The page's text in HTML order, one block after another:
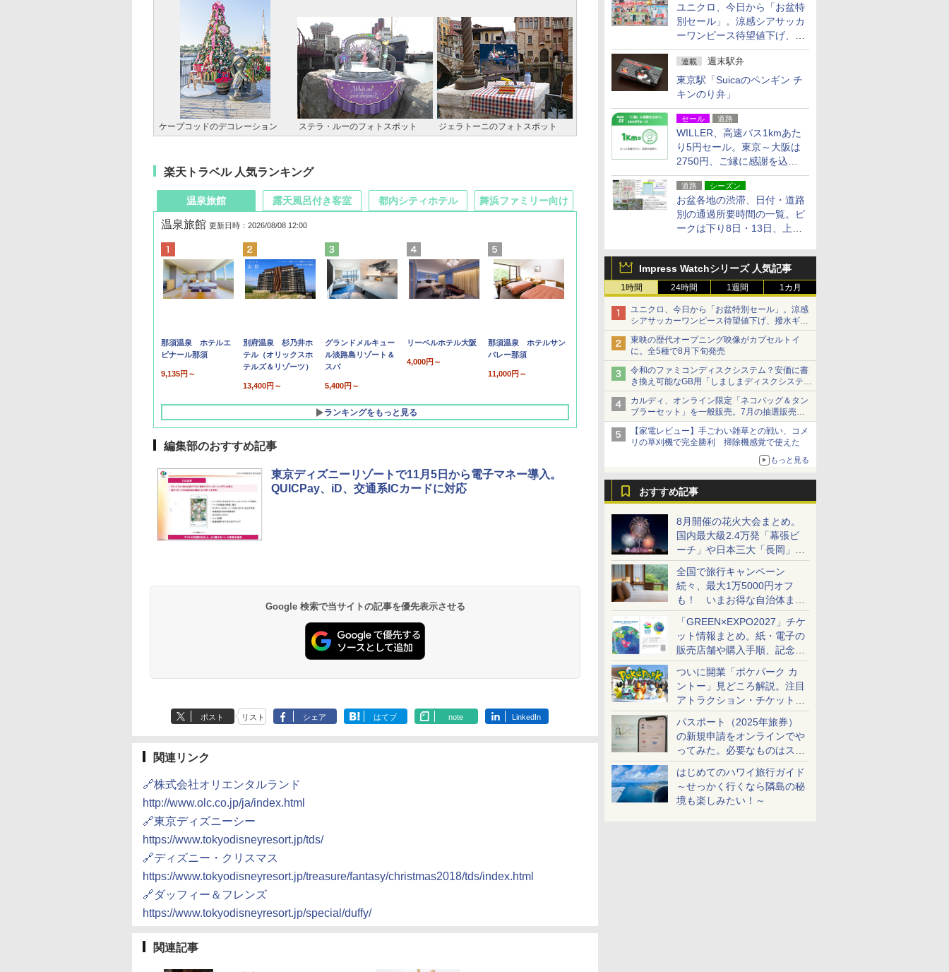
ユニクロ、今日から「お盆特
別セール」。涼感シアサッカ
ーワンピース待望値下げ、撥
水ギアショーツは1990円に
連載 週末駅弁
東京駅「Suicaのペンギン チ
キンのり弁」
セール 道路
WILLER、高速バス1kmあた
り5円セール。東京～大阪は
2750円、ご縁に感謝を込め
た20周年記念キャンペーン
道路 シーズン
お盆各地の渋滞、日付・道路
別の通過所要時間の一覧。ピ
ークは下り8日・13日、上り
Impress Watchシリーズ 人気記事
1時間 24時間 1週間 1カ月
ユニクロ、今日から「お盆特別セール」。涼感
シアサッカーワンピース待望値下げ、撥水ギア
ショーツは1990円に
東映の歴代オープニング映像がカプセルトイ
に。全5種で8月下旬発売
令和のファミコンディスクシステム？安価に書
き換え可能なGB用「しましまディスクシステ
ム」
カルディ、オンライン限定「ネコバッグ＆タン
ブラーセット」を一般販売。7月の抽選販売の
当選無効分
【家電レビュー】手ごわい雑草との戦い、コメ
リの草刈機で完全勝利 掃除機感覚で使えた
もっと見る
おすすめ記事
8月開催の花火大会まとめ。
国内最大級2.4万発「幕張ビ
ーチ」や日本三大「長岡」な
ど大型イベント目白押し！
全国で旅行キャンペーン
続々、最大1万5000円オフ
も！ いまお得な自治体まと
め
「GREEN×EXPO2027」チケ
ット情報まとめ。紙・電子の
販売店舗や購入手順、記念チ
ケットも解説
ついに開業「ポケパーク カ
ントー」見どころ解説。注目
アトラクション・チケット手
配・来場前に必要な準備は？
パスポート（2025年旅券）
の新規申請をオンラインでや
ってみた。必要なものはスマ
ホとマイナカードのみ
はじめてのハワイ旅行ガイド
～せっかく行くなら隣島の秘
境も楽しみたい！～
ケープコッドのデコレーション ステラ・ルーのフォトスポット ジェラトーニのフォトスポット
楽天トラベル 人気ランキング
温泉旅館
温泉旅館 更新日時：2026/08/08 12:00
那須温泉 ホテルエ
ピナール那須
9,135円～
別府温泉 杉乃井ホ
テル（オリックスホ
テルズ＆リゾーツ）
13,400円～
グランドメルキュー
ル淡路島リゾート＆
スパ
5,400円～
リーベルホテル大阪
4,000円～
那須温泉 ホテルサン
バレー那須
11,000円～
ランキングをもっと見る
露天風呂付き客室
10,450円～
19,541円～
都内シティホテル 舞浜ファミリー向け
7,950円～
5,758円～
編集部のおすすめ記事
東京ディズニーリゾートで11月5日から電子マネー導入。
QUICPay、iD、交通系ICカードに対応
Google 検索で当サイトの記事を優先表示させる
ポスト リスト シェア はてブ note LinkedIn
関連リンク
🔗株式会社オリエンタルランド
http://www.olc.co.jp/ja/index.html
🔗東京ディズニーシー
https://www.tokyodisneyresort.jp/tds/
🔗ディズニー・クリスマス
https://www.tokyodisneyresort.jp/treasure/fantasy/christmas2018/tds/index.html
🔗ダッフィー＆フレンズ
https://www.tokyodisneyresort.jp/special/duffy/
関連記事